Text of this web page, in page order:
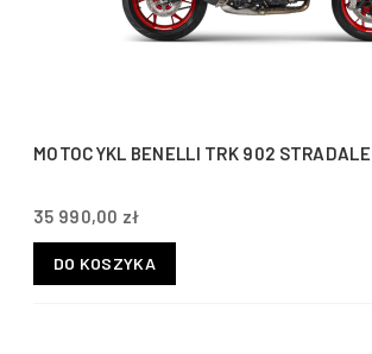
MOTOCYKL BENELLI TRK 902 STRADALE
35 990,00 zł
DO KOSZYKA